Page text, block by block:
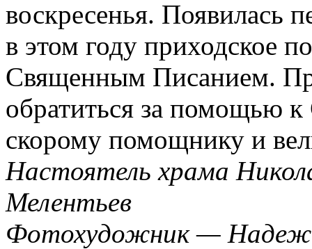
воскресенья. Появилась
в этом году приходское
Священным Писанием.
обратиться за помощью
скорому помощнику и
Настоятель храма
Мелентьев
Фотохудожник —